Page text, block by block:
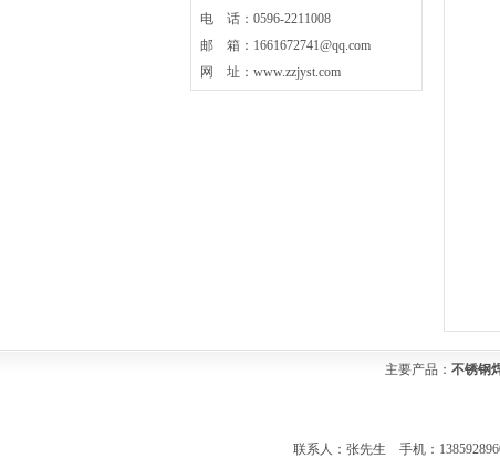
电 话：0596-2211008
邮 箱：1661672741@qq.com
网 址：www.zzjyst.com
主要产品： 不锈钢
联系人：张先生 手机：